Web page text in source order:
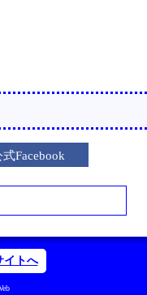
式Facebook
イトへ